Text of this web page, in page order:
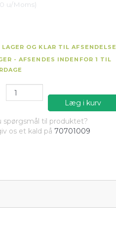
u/Moms)
LAGER OG KLAR TIL AFSENDELSE
- AFSENDES INDENFOR 1 TIL
Læg i kurv
spørgsmål til produktet?
os et kald på 70701009